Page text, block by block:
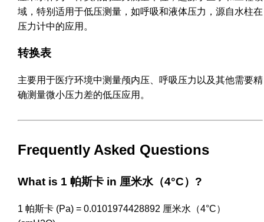
域，特别适用于低压测量，如呼吸和液体压力，源自水柱在
压力计中的应用。
转换表
主要用于医疗环境中测量颅内压、呼吸压力以及其他需要精
确测量微小压力差的低压应用。
Frequently Asked Questions
What is 1 帕斯卡 in 厘米水（4°C）?
1 帕斯卡 (Pa) = 0.0101974428892 厘米水（4°C）